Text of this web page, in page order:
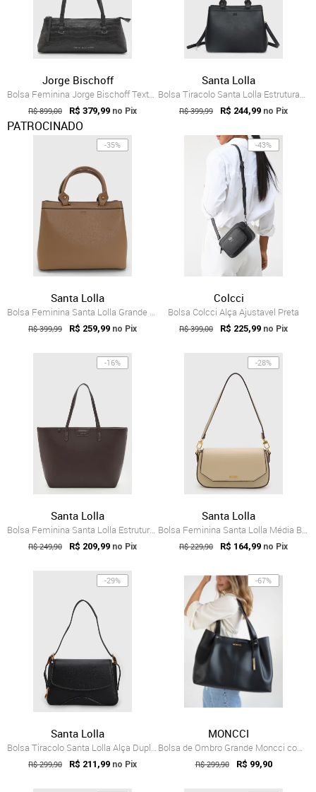
Jorge Bischoff
Bolsa Feminina Jorge Bischoff Textura Croco Preta
R$ 899,00 R$ 379,99 no Pix
PATROCINADO
Santa Lolla
Bolsa Tiracolo Santa Lolla Estruturada Preta
R$ 399,99 R$ 244,99 no Pix
-35%
Santa Lolla
Bolsa Feminina Santa Lolla Grande Estrut...
R$ 399,99 R$ 259,99 no Pix
-43%
Colcci
Bolsa Colcci Alça Ajustavel Preta
R$ 399,00 R$ 225,99 no Pix
-16%
Santa Lolla
Bolsa Feminina Santa Lolla Estruturada M...
R$ 249,90 R$ 209,99 no Pix
-28%
Santa Lolla
Bolsa Feminina Santa Lolla Média Bege
R$ 229,90 R$ 164,99 no Pix
-29%
Santa Lolla
Bolsa Tiracolo Santa Lolla Alça Dupla Preta
R$ 299,90 R$ 211,99 no Pix
-67%
MONCCI
Bolsa de Ombro Grande Moncci com carteira Preto
R$ 299,90 R$ 99,90